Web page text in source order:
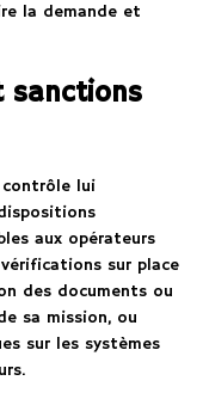
la demande et
sanctions
contrôle lui
aux opérateurs
sur place
des documents ou
sa mission, ou
sur les systèmes